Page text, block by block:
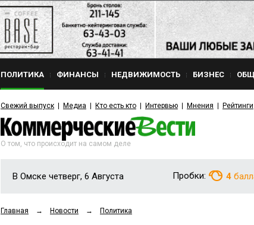
ПОЛИТИКА ФИНАНСЫ НЕДВИЖИМОСТЬ БИЗНЕС
Свежий выпуск Медиа Кто есть кто Интервью Мнения Рейтинги
О том, что происходит на самом деле
В Омске четверг, 6 Августа Пробки: 4
Главная → Новости → Политика